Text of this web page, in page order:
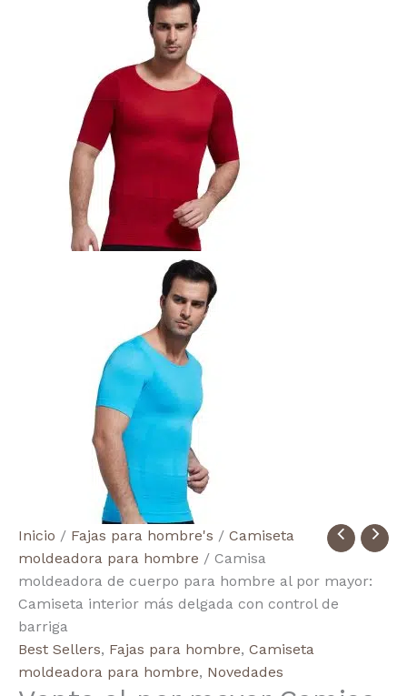
Inicio / Fajas para hombre's / Camiseta
moldeadora para hombre / Camisa
moldeadora de cuerpo para hombre al por mayor:
Camiseta interior más delgada con control de
barriga
Best Sellers, Fajas para hombre, Camiseta
moldeadora para hombre, Novedades
Wholesale
Men's
Body
shaper
Shirt:
Tummy
Control